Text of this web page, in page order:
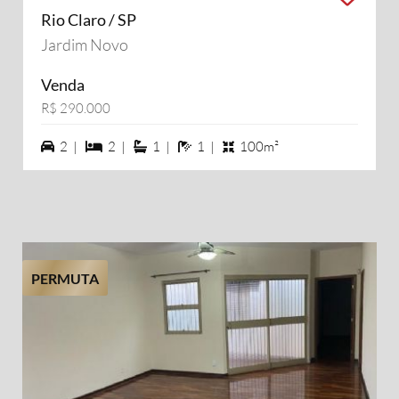
Rio Claro / SP
Jardim Novo
Venda
R$ 290.000
2 vagas na garagem
2 | 2 dormiórios
2 | 1 suítes
1 | 1 banheiros
1 | 100m²
PERMUTA